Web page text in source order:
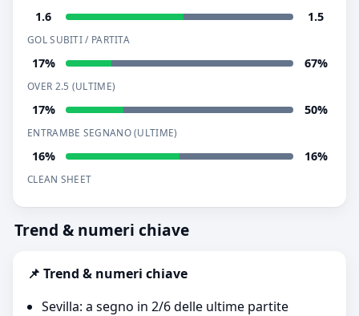
1.6 1.5
GOL SUBITI / PARTITA
17% 67%
OVER 2.5 (ULTIME)
17% 50%
ENTRAMBE SEGNANO (ULTIME)
16% 16%
CLEAN SHEET
Trend & numeri chiave
📌 Trend & numeri chiave
Sevilla: a segno in 2/6 delle ultime partite